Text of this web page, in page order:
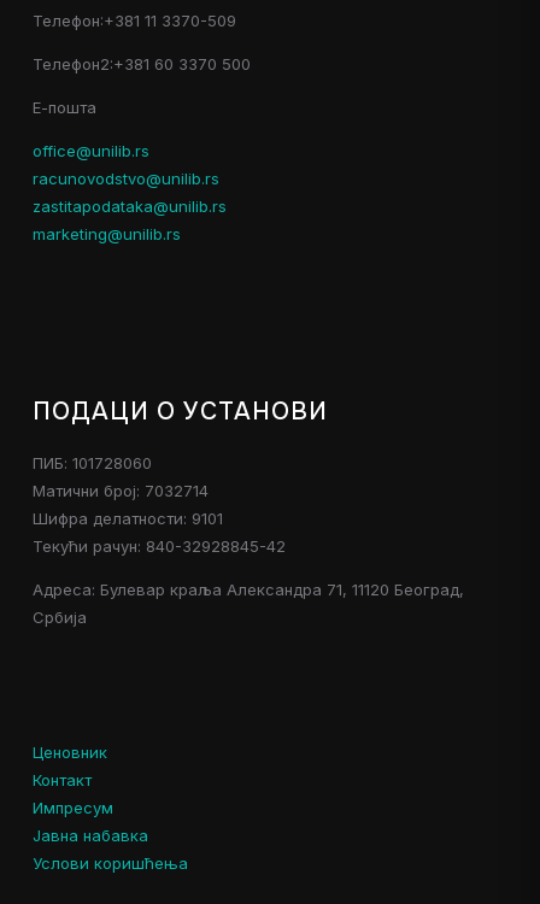
Телефон:+381 11 3370-509
Телефон2:+381 60 3370 500
Е-пошта
office@unilib.rs
racunovodstvo@unilib.rs
zastitapodataka@unilib.rs
marketing@unilib.rs
ПОДАЦИ О УСТАНОВИ
ПИБ: 101728060
Матични број: 7032714
Шифра делатности: 9101
Текући рачун: 840-32928845-42
Адреса: Булевар краља Александра 71, 11120 Београд,
Србија
Ценовник
Контакт
Импресум
Јавна набавка
Услови коришћења